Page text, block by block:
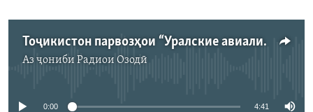
Тоҷикистон парвозҳои “Уралские авиалинии” ва “Ютейр”-ро манъ мекунад
Аз ҷониби Радиои Озодӣ
Феълан кор намекунад
0:00 4:41